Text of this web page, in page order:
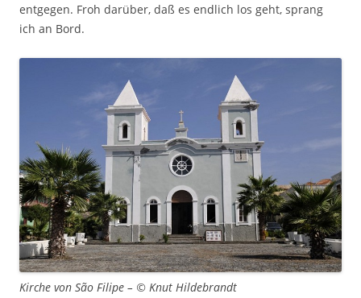
entgegen. Froh darüber, daß es endlich los geht, sprang
ich an Bord.
Kirche von São Filipe – © Knut Hildebrandt